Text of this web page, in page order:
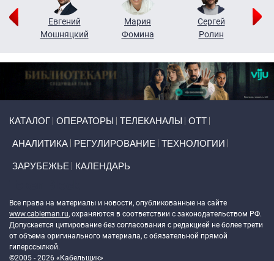
Евгений
Мошняцкий
Мария
Фомина
Сергей
Ролин
КАТАЛОГ ОПЕРАТОРЫ ТЕЛЕКАНАЛЫ ОТТ
АНАЛИТИКА РЕГУЛИРОВАНИЕ ТЕХНОЛОГИИ
ЗАРУБЕЖЬЕ КАЛЕНДАРЬ
Все права на материалы и новости, опубликованные на сайте
www.cableman.ru, охраняются в соответствии с законодательством РФ.
Допускается цитирование без согласования с редакцией не более трети
от объема оригинального материала, с обязательной прямой
гиперссылкой.
©2005 - 2026 «Кабельщик»